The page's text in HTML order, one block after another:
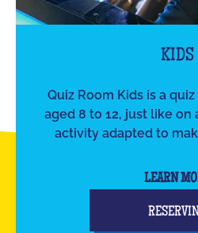
KIDS
Quiz Room Kids is a
aged 8 to 12, just like on
activity adapted to
LEARN